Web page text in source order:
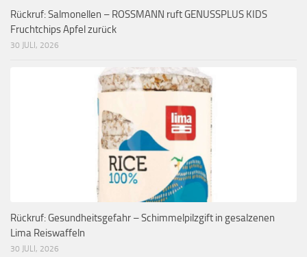
Rückruf: Salmonellen – ROSSMANN ruft GENUSSPLUS KIDS
Fruchtchips Apfel zurück
30 JULI, 2026
Rückruf: Gesundheitsgefahr – Schimmelpilzgift in gesalzenen
Lima Reiswaffeln
30 JULI, 2026